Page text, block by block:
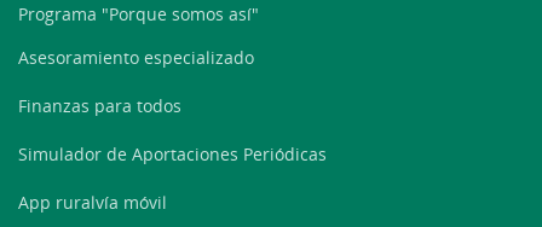
Programa "Porque somos así"
Asesoramiento especializado
Finanzas para todos
Simulador de Aportaciones Periódicas
App ruralvía móvil